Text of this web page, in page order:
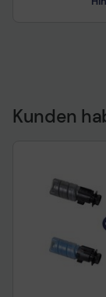
Kunden